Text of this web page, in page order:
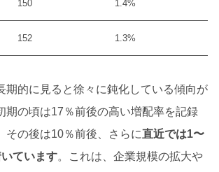
150 1.4%
152 1.3%
期的に見ると徐々に鈍化している傾向が
期の頃は17％前後の高い増配率を記録
その後は10％前後、さらに直近では1〜
ています。これは、企業規模の拡大や